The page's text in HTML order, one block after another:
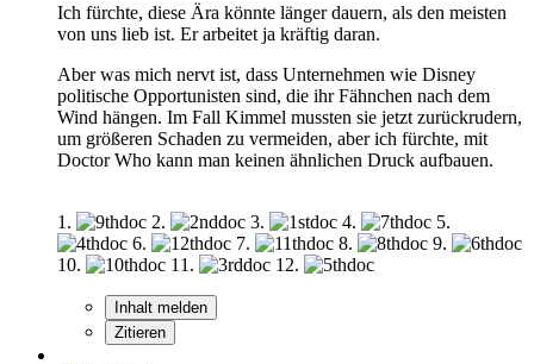
Ich fürchte, diese Ära könnte länger dauern, als den meisten
von uns lieb ist. Er arbeitet ja kräftig daran.
Aber was mich nervt ist, dass Unternehmen wie Disney
politische Opportunisten sind, die ihr Fähnchen nach dem
Wind hängen. Im Fall Kimmel mussten sie jetzt zurückrudern,
um größeren Schaden zu vermeiden, aber ich fürchte, mit
Doctor Who kann man keinen ähnlichen Druck aufbauen.
1. 2. 3. 4.
5.
6.
7. 8.
9.
10.
11. 12.
Inhalt melden
Zitieren